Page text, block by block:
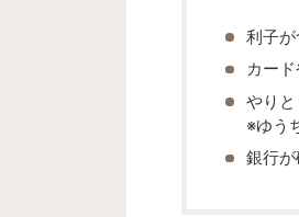
利子
カー
やり
※ゆう
銀行